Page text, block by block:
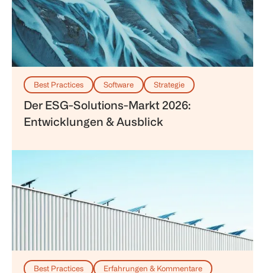
Best Practices Software Strategie
Der ESG-Solutions-Markt 2026:
Entwicklungen & Ausblick
Best Practices Erfahrungen & Kommentare